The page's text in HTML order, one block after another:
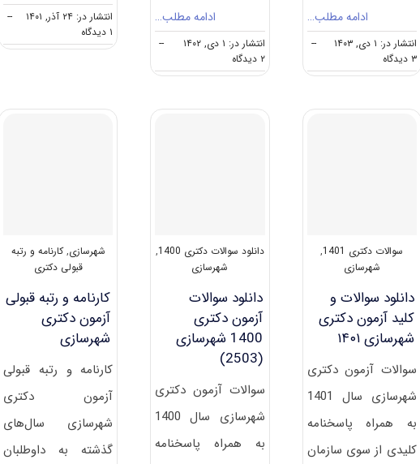
ادامه مطلب…
انتشار در: ۱ دی, ۱۴۰۳
--
۳ دیدگاه
سوالات
ادامه مطلب…
انتشار در: ۱ دی, ۱۴۰۲
--
۲ دیدگاه
سوالات
انتشار در: ۲۴ آذر, ۱۴۰۱
--
۱ دیدگاه
on
سوالات
شهرسازی
سوالات دکتری 1401
,
شهرسازی
دانلود سوالات و
کلید آزمون دکتری
شهرسازی ۱۴۰۱
سوالات آزمون دکتری
شهرسازی سال 1401
به همراه پاسخنامه
کلیدی از سوی سازمان
دانلود سوالات دکتری 1400
,
شهرسازی
دانلود سوالات
آزمون دکتری
1400 شهرسازی
(2503)
سوالات آزمون دکتری
شهرسازی سال 1400
به همراه پاسخنامه
شهرسازی,کارنامه و رتبه
قبولی دکتری
کارنامه و رتبه قبولی
آزمون دکتری
ﺷﻬﺮﺳﺎزی
کارنامه و رتبه قبولی
آزمون دکتری
ﺷﻬﺮﺳﺎزی سال‌های
گذشته به داوطلبان